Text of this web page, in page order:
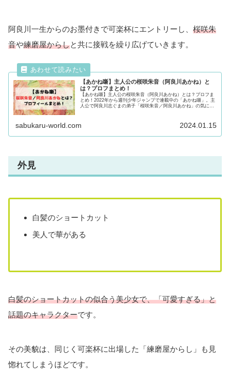
阿良川一生からのお墨付きで可楽杯にエントリーし、 桜咲朱
音や練磨屋からしと共に接戦を繰り広げていきます。
【あかね噺】主人公の桜咲朱音（阿良川あかね）と
は？プロフまとめ！
【あかね噺】主人公の桜咲朱音（阿良川あかね）とは？プロフま
とめ！2022年から週刊少年ジャンプで連載中の「あかね噺」。主
人公で阿良川志ぐまの弟子「桜咲朱音／阿良川あかね」の気にな
sabukaru-world.com 2024.01.15
外見
白髪のショートカット
美人で華がある
白髪のショートカットの似合う美少女で、「可愛すぎる」と
話題のキャラクターです。
その美貌は、同じく可楽杯に出場した「練磨屋からし」も見
惚れてしまうほどです。